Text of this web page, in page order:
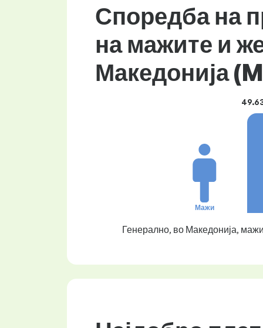
Споредба на
на мажите и
Македонија
Мажи
Генерално, во Македонија,